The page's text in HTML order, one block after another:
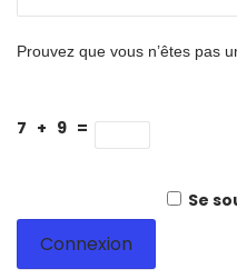
Prouvez que vous n’êtes pas
7 + 9 =
Se